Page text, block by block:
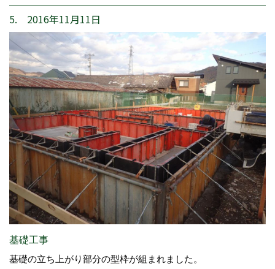
5. 2016年11月11日
基礎工事
基礎の立ち上がり部分の型枠が組まれました。